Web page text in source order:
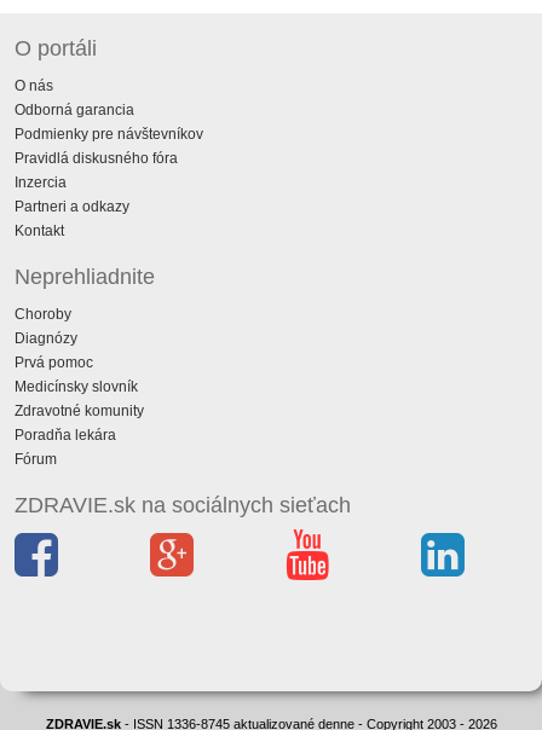
O portáli
O nás
Odborná garancia
Podmienky pre návštevníkov
Pravidlá diskusného fóra
Inzercia
Partneri a odkazy
Kontakt
Neprehliadnite
Choroby
Diagnózy
Prvá pomoc
Medicínsky slovník
Zdravotné komunity
Poradňa lekára
Fórum
ZDRAVIE.sk na sociálnych sieťach
ZDRAVIE.sk- ISSN 1336-8745 aktualizované denne - Copyright 2003 - 2026